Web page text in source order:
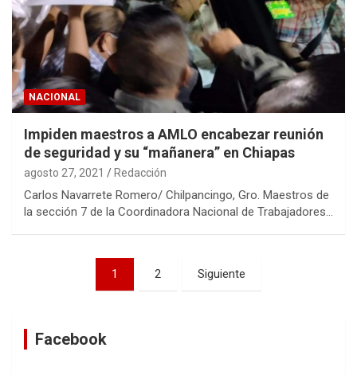
NACIONAL
Impiden maestros a AMLO encabezar reunión
de seguridad y su “mañanera” en Chiapas
agosto 27, 2021 Redacción
Carlos Navarrete Romero/ Chilpancingo, Gro. Maestros de
la sección 7 de la Coordinadora Nacional de Trabajadores…
Navegación
1 2 Siguiente
Facebook